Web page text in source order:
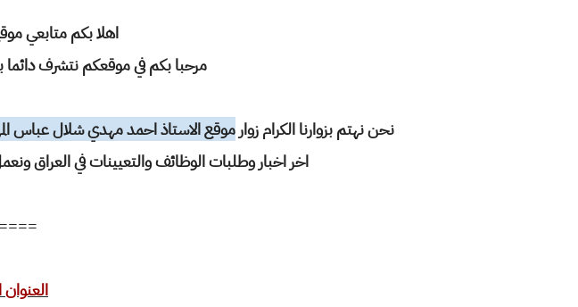
اهلا بكم متابعي
مرحبا بكم في موقعكم نتشرف دائما
نحن نهتم بزوارنا الكرام زوار موقع الاستاذ احمد مهدي شلال عباس
اخر اخبار وطلبات الوظائف والتعيينات في العراق